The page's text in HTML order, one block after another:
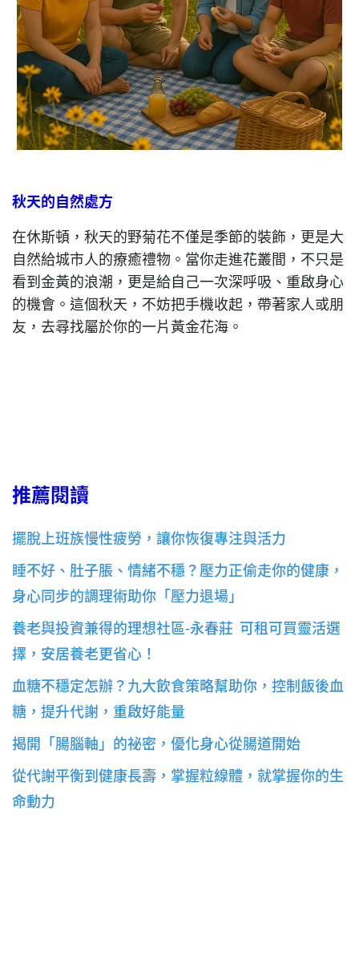
秋天的自然處方
在休斯頓，秋天的野菊花不僅是季節的裝飾，更是大
自然給城市人的療癒禮物。當你走進花叢間，不只是
看到金黃的浪潮，更是給自己一次深呼吸、重啟身心
的機會。這個秋天，不妨把手機收起，帶著家人或朋
友，去尋找屬於你的一片黃金花海。
推薦閱讀
擺脫上班族慢性疲勞，讓你恢復專注與活力
睡不好、肚子脹、情緒不穩？壓力正偷走你的健康，
身心同步的調理術助你「壓力退場」
養老與投資兼得的理想社區-永春莊 可租可買靈活選
擇，安居養老更省心！
血糖不穩定怎辦？九大飲食策略幫助你，控制飯後血
糖，提升代謝，重啟好能量
揭開「腸腦軸」的祕密，優化身心從腸道開始
從代謝平衡到健康長壽，掌握粒線體，就掌握你的生
命動力